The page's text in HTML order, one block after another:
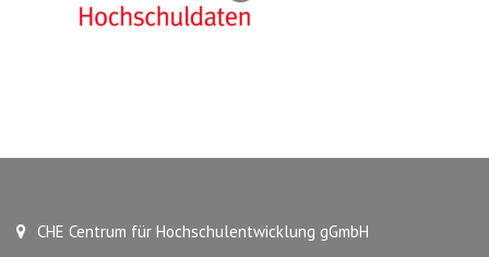
CHE Centrum für Hochschulentwicklung gGmbH